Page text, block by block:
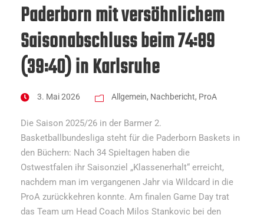
Paderborn mit versöhnlichem
Saisonabschluss beim 74:89
(39:40) in Karlsruhe
3. Mai 2026 Allgemein, Nachbericht, ProA
Die Saison 2025/26 in der Barmer 2.
Basketballbundesliga steht für die Paderborn Baskets in
den Büchern: Nach 34 Spieltagen haben die
Ostwestfalen ihr Saisonziel „Klassenerhalt“ erreicht,
nachdem man im vergangenen Jahr via Wildcard in die
ProA zurückkehren konnte. Am finalen Game Day trat
das Team um Head Coach Milos Stankovic bei den